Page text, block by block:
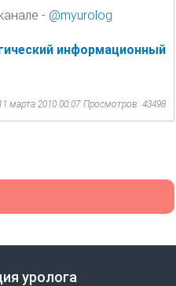
- @myurolog
информационный
марта 2010 00:07 Просмотров: 43498
уролога